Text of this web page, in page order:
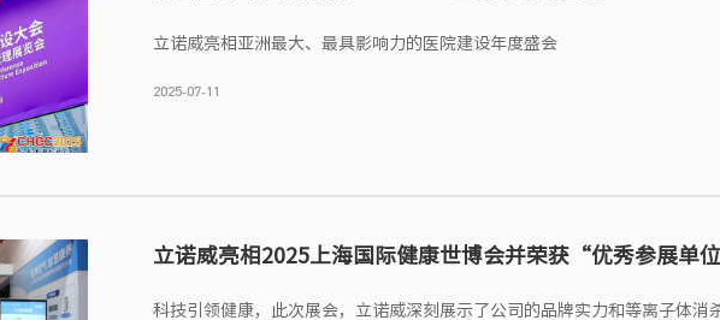
立诺威亮相亚洲最大、最具影响力的医院建设年度盛会
2025-07-11
立诺威亮相2025上海国际健康世博会并荣获“优秀参展单
科技引领健康，此次展会，立诺威深刻展示了公司的品牌实力和等离子体消